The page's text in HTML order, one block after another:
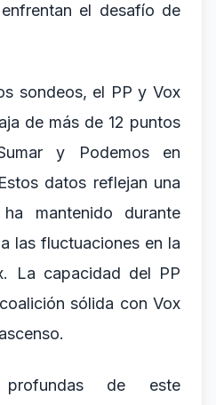
el desafío de
sondeos, el PP y Vox
de más de 12 puntos
y Podemos en
datos reflejan una
mantenido durante
las fluctuaciones en la
La capacidad del PP
sólida con Vox
de este